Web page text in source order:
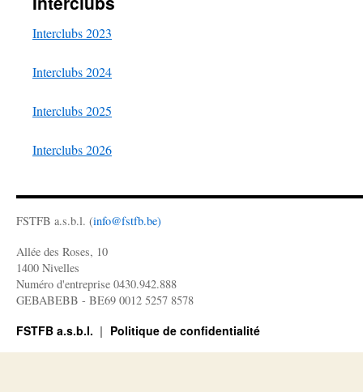
Interclubs 2023
Interclubs 2024
Interclubs 2025
Interclubs 2026
FSTFB a.s.b.l. (info@fstfb.be)
Allée des Roses, 10
1400 Nivelles
Numéro d'entreprise 0430.942.888
GEBABEBB - BE69 0012 5257 8578
FSTFB a.s.b.l. Politique de confidentialité